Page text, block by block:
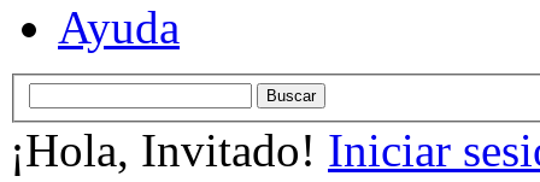
Ayuda
¡Hola, Invitado! Iniciar